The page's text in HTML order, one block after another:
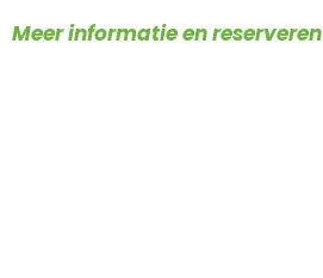
Meer informatie en reserveren